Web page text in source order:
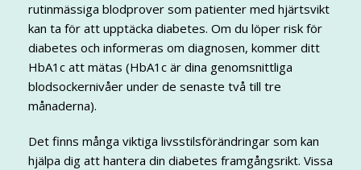
rutinmässiga blodprover som patienter med hjärtsvikt
kan ta för att upptäcka diabetes. Om du löper risk för
diabetes och informeras om diagnosen, kommer ditt
HbA1c att mätas (HbA1c är dina genomsnittliga
blodsockernivåer under de senaste två till tre
månaderna).
Det finns många viktiga livsstilsförändringar som kan
hjälpa dig att hantera din diabetes framgångsrikt. Vissa